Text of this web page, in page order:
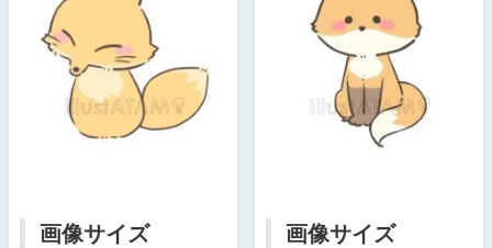
画像サイズ 画像サイズ